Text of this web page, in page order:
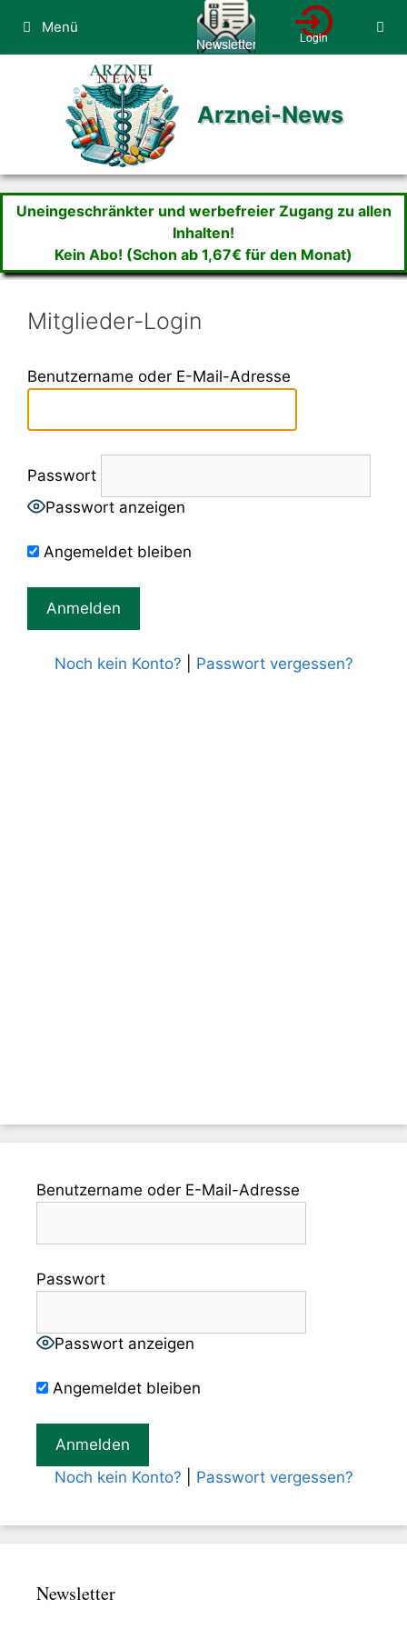
Inhalt
springen
Menü
Arznei-News
Uneingeschränkter und werbefreier Zugang zu allen
Inhalten!
Kein Abo! (Schon ab 1,67€ für den Monat)
Mitglieder-Login
Benutzername oder E-Mail-Adresse
Passwort
Passwort anzeigen
Angemeldet bleiben
Noch kein Konto? Passwort vergessen?
Benutzername oder E-Mail-Adresse
Passwort
Passwort anzeigen
Angemeldet bleiben
Noch kein Konto? Passwort vergessen?
Newsletter